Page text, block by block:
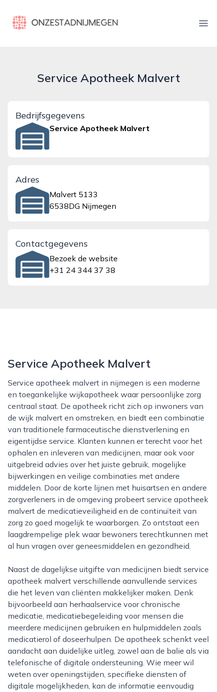
onzestadnijmegen.nl
Service Apotheek Malvert
Bedrijfsgegevens
Service Apotheek Malvert
Adres
Malvert 5133
6538DG Nijmegen
Contactgegevens
Bezoek de website
+31 24 344 37 38
Service Apotheek Malvert
Service apotheek malvert in nijmegen is een moderne
en toegankelijke wijkapotheek waar persoonlijke zorg
centraal staat. De apotheek richt zich op inwoners van
de wijk malvert en omstreken, en biedt een combinatie
van traditionele farmaceutische dienstverlening en
eigentijdse service. Klanten kunnen er terecht voor het
ophalen en inleveren van medicijnen, maar ook voor
uitgebreid advies over het juiste gebruik, mogelijke
bijwerkingen en veilige combinaties met andere
middelen. Door de korte lijnen met huisartsen en andere
zorgverleners in de omgeving probeert service apotheek
malvert de medicatieveiligheid en de continuïteit van
zorg zo goed mogelijk te waarborgen. Zo ontstaat een
laagdrempelige plek waar bewoners terechtkunnen met
al hun vragen over geneesmiddelen en gezondheid.
Naast de dagelijkse uitgifte van medicijnen biedt service
apotheek malvert verschillende aanvullende services
die het leven van cliënten makkelijker maken. Denk
bijvoorbeeld aan herhaalservice voor chronische
medicatie, medicatiebegeleiding voor mensen die
meerdere medicijnen gebruiken en hulpmiddelen zoals
medicatierol of doseerhulpen. De apotheek schenkt veel
aandacht aan duidelijke uitleg, zowel aan de balie als via
telefonische of digitale ondersteuning. Wie meer wil
weten over openingstijden, specifieke diensten of
digitale mogelijkheden, kan de informatie eenvoudig